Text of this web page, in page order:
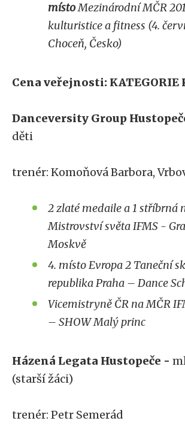
místoMezinárodní MČR
kulturistice a fitness (4.
Choceň, Česko)
Cena veřejnosti: KATEGORIE
Danceversity Group
děti
trenér: Komoňová Barbora,
2 zlaté medaile a 1 stříbrná
Mistrovství světa IFMS -
Moskvě
4. místo Evropa 2 Taneční
republika Praha – Dance
Vicemistryně ČR na MČR
– SHOW Malý princ
Házená Legata Hustopeče -
(starší žáci)
trenér: Petr Semerád